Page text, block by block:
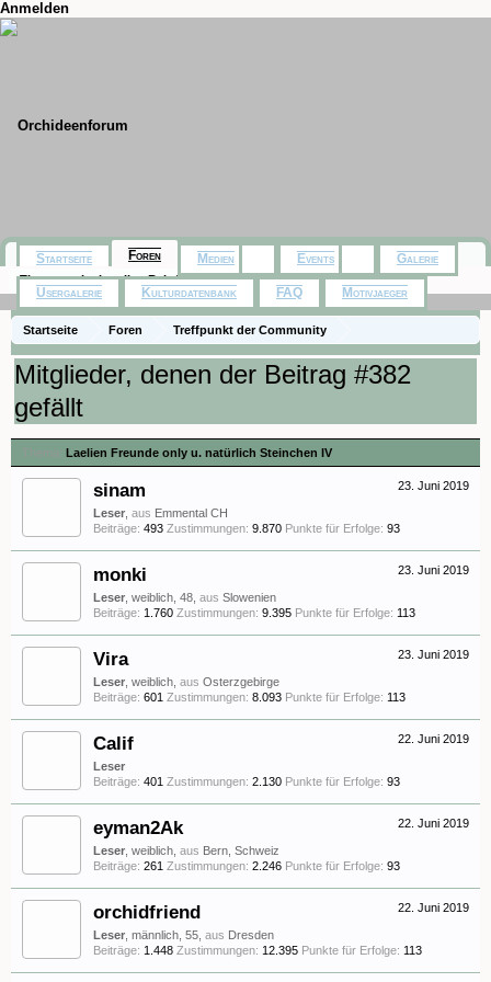
Anmelden
Startseite Foren
Treffpunkt der Community
Orchideenfotos (Naturformen)
Laelien Freunde only u. natürlich
Mitglieder, denen der Beitrag #382
gefällt
Thema: Laelien Freunde only u. natürlich Steinchen IV
23. Juni 2019
sinam
Leser aus Emmental CH
Beiträge: 493 Zustimmungen: 9.870 Punkte für Erfolge: 93
23. Juni 2019
monki
Leser , weiblich, 48, aus Slowenien
Beiträge: 1.760 Zustimmungen: 9.395 Punkte für Erfolge: 113
23. Juni 2019
Vira
Leser , weiblich, aus Osterzgebirge
Beiträge: 601 Zustimmungen: 8.093 Punkte für Erfolge: 113
22. Juni 2019
Calif
Leser
Beiträge: 401 Zustimmungen: 2.130 Punkte für Erfolge: 93
22. Juni 2019
eyman2Ak
Leser , weiblich, aus Bern, Schweiz
Beiträge: 261 Zustimmungen: 2.246 Punkte für Erfolge: 93
22. Juni 2019
orchidfriend
Leser , männlich, 55, aus Dresden
Beiträge: 1.448 Zustimmungen: 12.395 Punkte für Erfolge: 113
Startseite Foren
Themen mit aktuellen Beiträgen
Medien Events Galerie
Usergalerie Kulturdatenbank FAQ Motivjaeger